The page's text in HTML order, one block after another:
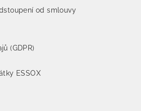
od smlouvy
(GDPR)
ESSOX